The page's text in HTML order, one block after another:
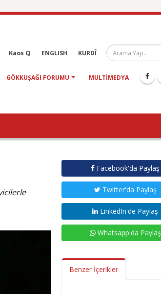
Kaos Q ENGLISH KURDÎ
GÖKKUŞAĞI FORUMU MULTIMEDYA
Facebook'da Paylaş
Twitter'da Paylaş
LinkedIn'de Paylaş
Whatsapp'da Paylaş
Benzer İçerikler